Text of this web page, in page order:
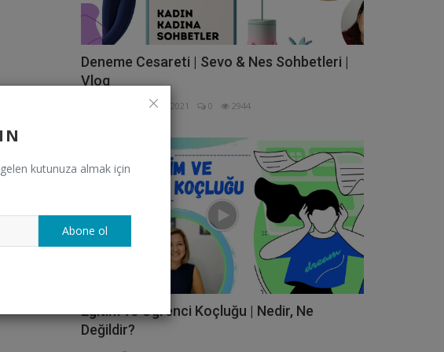
kutunuza almak için
Abone ol
Deneme Cesareti | Sevo & Nes Sohbetleri |
Vlog
Kasım 3, 2021 0 2944
Eğitim ve Öğrenci Koçluğu | Nedir, Ne
Değildir?